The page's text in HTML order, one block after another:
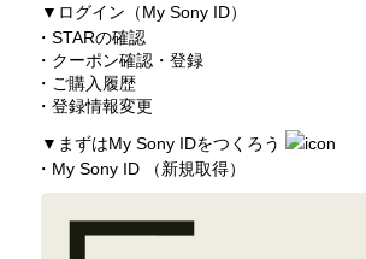
▼ ログイン（My Sony ID）
・STARの確認
・クーポン確認・登録
・ご購入履歴
・登録情報変更
▼ まずはMy Sony IDをつくろう
・My Sony ID （新規取得）